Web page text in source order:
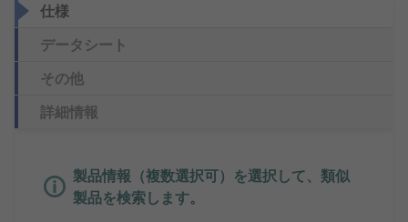
仕様
データシート
その他
詳細情報
製品情報（複数選択可）を選択して、類似
製品を検索します。